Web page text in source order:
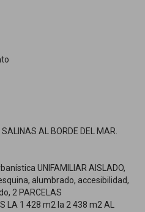
AL BORDE DEL MAR.
UNIFAMILIAR AISLADO,
alumbrado, accesibilidad,
2 PARCELAS
LA 1 428 m2 la 2 438 m2 AL